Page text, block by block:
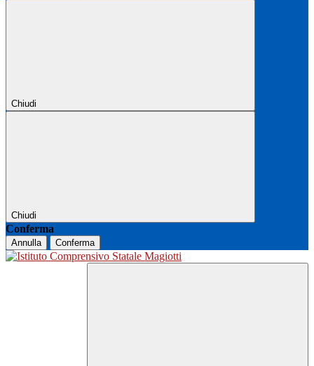
Chiudi
Chiudi
Conferma
Annulla Conferma